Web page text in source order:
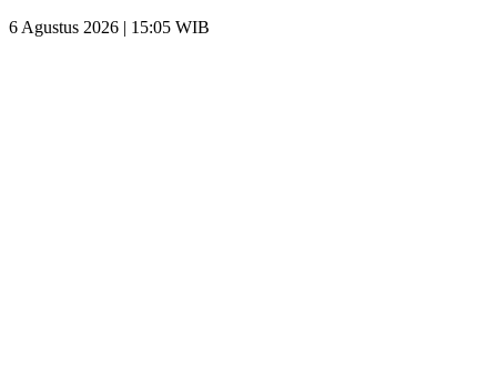
6 Agustus 2026 | 15:05 WIB